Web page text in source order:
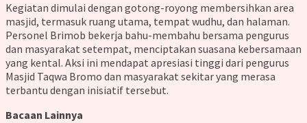
Kegiatan dimulai dengan gotong-royong membersihkan area
masjid, termasuk ruang utama, tempat wudhu, dan halaman.
Personel Brimob bekerja bahu-membahu bersama pengurus
dan masyarakat setempat, menciptakan suasana kebersamaan
yang kental. Aksi ini mendapat apresiasi tinggi dari pengurus
Masjid Taqwa Bromo dan masyarakat sekitar yang merasa
terbantu dengan inisiatif tersebut.
Bacaan Lainnya